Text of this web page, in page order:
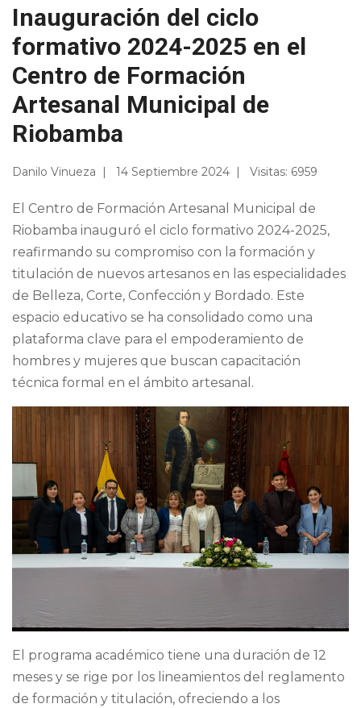
Inauguración del ciclo
formativo 2024-2025 en el
Centro de Formación
Artesanal Municipal de
Riobamba
Danilo Vinueza 14 Septiembre 2024 Visitas: 6959
El Centro de Formación Artesanal Municipal de
Riobamba inauguró el ciclo formativo 2024-2025,
reafirmando su compromiso con la formación y
titulación de nuevos artesanos en las especialidades
de Belleza, Corte, Confección y Bordado. Este
espacio educativo se ha consolidado como una
plataforma clave para el empoderamiento de
hombres y mujeres que buscan capacitación
técnica formal en el ámbito artesanal.
El programa académico tiene una duración de 12
meses y se rige por los lineamientos del reglamento
de formación y titulación, ofreciendo a los